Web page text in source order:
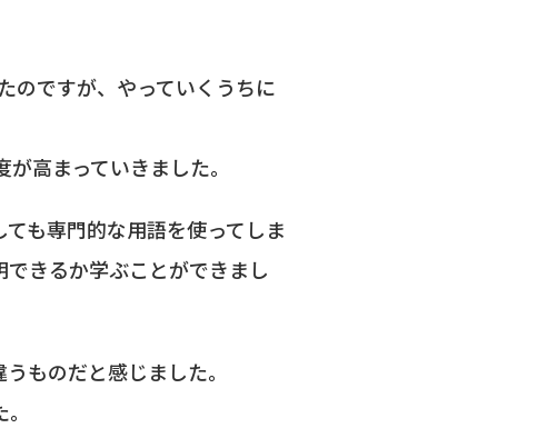
のですが、やっていくうちに
高まっていきました。
も専門的な用語を使ってしま
きるか学ぶことができまし
ものだと感じました。